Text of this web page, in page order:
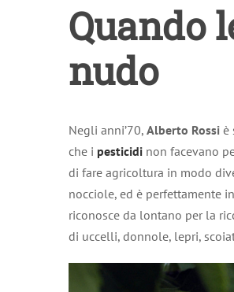
Quando
nudo
Negli anni’70, Alberto Rossi è
che i pesticidi non facevano
di fare agricoltura in modo
nocciole, ed è perfettamente
riconosce da lontano per la
di uccelli, donnole, lepri,